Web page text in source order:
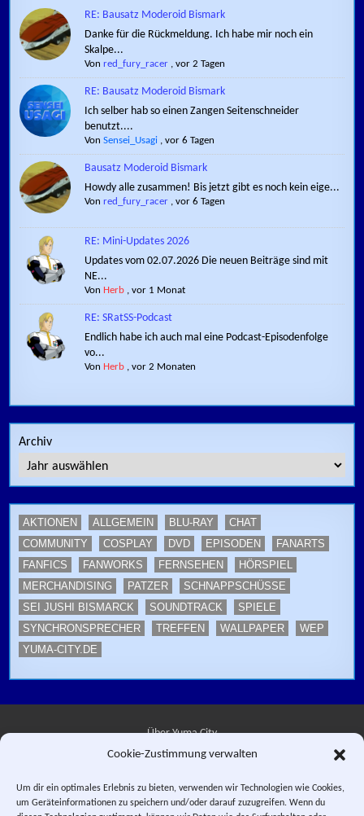
Cookie-Zustimmung verwalten
Um dir ein optimales Erlebnis zu bieten, verwenden wir Technologien wie Cookies,
um Geräteinformationen zu speichern und/oder darauf zuzugreifen. Wenn du
RE: Bausatz Moderoid Bismark
Danke für die Rückmeldung. Ich habe mir noch ein
Skalpe...
Vonred_fury_racer ,vor 2 Tagen
RE: Bausatz Moderoid Bismark
Ich selber hab so einen Zangen Seitenschneider
benutzt....
VonSensei_Usagi ,vor 6 Tagen
Bausatz Moderoid Bismark
Howdy alle zusammen! Bis jetzt gibt es noch kein eige...
Vonred_fury_racer ,vor 6 Tagen
RE: Mini-Updates 2026
Updates vom 02.07.2026 Die neuen Beiträge sind mit
NE...
Von Herb ,vor 1 Monat
RE: SRatSS-Podcast
Endlich habe ich auch mal eine Podcast-Episodenfolge
vo...
Von Herb ,vor 2 Monaten
Archiv
AKTIONEN ALLGEMEIN BLU-RAY
CHAT
COMMUNITY
COSPLAY DVD EPISODEN
FANARTS
FANFICS
FANWORKS FERNSEHEN
HÖRSPIEL
MERCHANDISING
PATZER
SCHNAPPSCHÜSSE
SEI JUSHI BISMARCK
SOUNDTRACK
SPIELE
SYNCHRONSPRECHER
TREFFEN WALLPAPER
WEP
YUMA-CITY.DE
Über Yuma City
Datenschutzerklärung